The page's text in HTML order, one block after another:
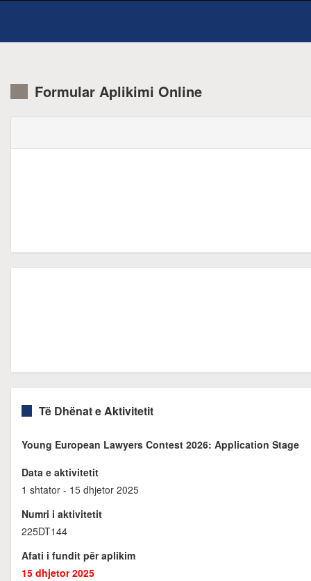
Formular Aplikimi Online
Të Dhënat e Aktivitetit
Young European Lawyers Contest 2026: Application Stage
Data e aktivitetit
1 shtator - 15 dhjetor 2025
Numri i aktivitetit
225DT144
Afati i fundit për aplikim
15 dhjetor 2025